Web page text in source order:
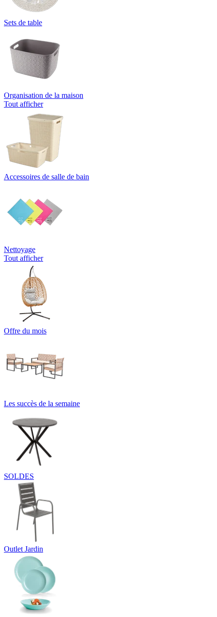
Sets de table
Organisation de la maison
Tout afficher
Accessoires de salle de bain
Nettoyage
Tout afficher
Offre du mois
Les succès de la semaine
SOLDES
Outlet Jardin